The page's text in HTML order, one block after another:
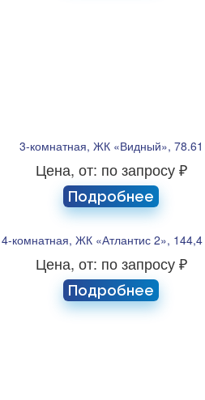
3-комнатная, ЖК «Видный», 78.61
Цена, от: по запросу ₽
Подробнее
4-комнатная, ЖК «Атлантис 2»,
Цена, от: по запросу ₽
Подробнее